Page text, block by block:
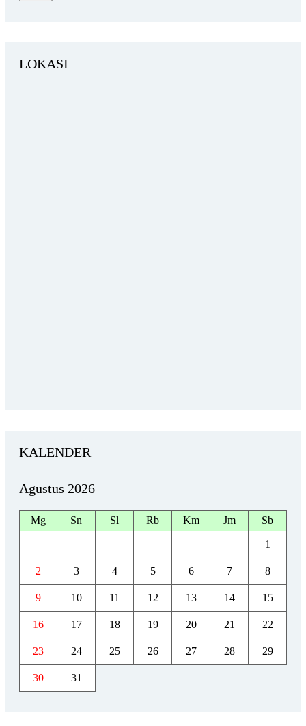
LOKASI
KALENDER
Agustus 2026
Mg Sn Sl Rb Km Jm Sb
1
2 3 4 5 6 7 8
9 10 11 12 13 14 15
16 17 18 19 20 21 22
23 24 25 26 27 28 29
30 31